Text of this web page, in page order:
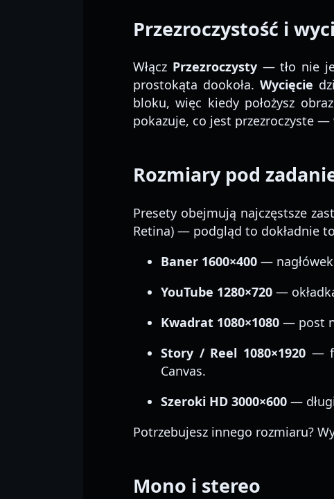
Przezroczystość i
Włącz Przezroczysty— tło nie
prostokąta dookoła.Wycięcie
bloku, więc kiedy położysz
pokazuje, co jest przezroczyste
Rozmiary pod
Presety obejmują najczęstsze
Retina) — podgląd to dokładnie
Baner 1600×400 —
YouTube 1280×720 —
Kwadrat 1080×1080 — post
Story / Reel 1080×1920 —
Canvas.
Szeroki HD 3000×600 —
Potrzebujesz innego rozmiaru?
Mono i stereo